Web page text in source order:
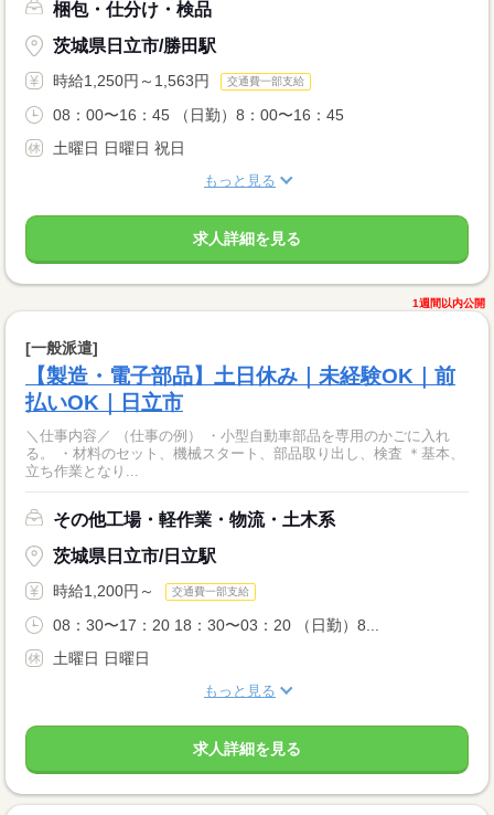
梱包・仕分け・検品
茨城県日立市/勝田駅
時給1,250円～1,563円 交通費一部支給
08：00〜16：45 （日勤）8：00〜16：45
土曜日 日曜日 祝日
もっと見る
求人詳細を見る
1週間以内公開
[一般派遣]
【製造・電子部品】土日休み｜未経験OK｜前
払いOK｜日立市
＼仕事内容／ （仕事の例） ・小型自動車部品を専用のかごに入れ
る。 ・材料のセット、機械スタート、部品取り出し、検査 ＊基本、
立ち作業となり...
その他工場・軽作業・物流・土木系
茨城県日立市/日立駅
時給1,200円～ 交通費一部支給
08：30〜17：20 18：30〜03：20 （日勤）8...
土曜日 日曜日
もっと見る
求人詳細を見る